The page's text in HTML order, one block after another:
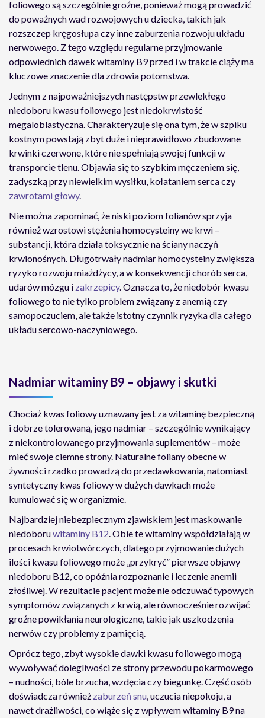
foliowego są szczególnie groźne, ponieważ mogą prowadzić
do poważnych wad rozwojowych u dziecka, takich jak
rozszczep kręgosłupa czy inne zaburzenia rozwoju układu
nerwowego. Z tego względu regularne przyjmowanie
odpowiednich dawek witaminy B9 przed i w trakcie ciąży ma
kluczowe znaczenie dla zdrowia potomstwa.
Jednym z najpoważniejszych następstw przewlekłego
niedoboru kwasu foliowego jest niedokrwistość
megaloblastyczna. Charakteryzuje się ona tym, że w szpiku
kostnym powstają zbyt duże i nieprawidłowo zbudowane
krwinki czerwone, które nie spełniają swojej funkcji w
transporcie tlenu. Objawia się to szybkim męczeniem się,
zadyszką przy niewielkim wysiłku, kołataniem serca czy
zawrotami głowy.
Nie można zapominać, że niski poziom folianów sprzyja
również wzrostowi stężenia homocysteiny we krwi –
substancji, która działa toksycznie na ściany naczyń
krwionośnych. Długotrwały nadmiar homocysteiny zwiększa
ryzyko rozwoju miażdżycy, a w konsekwencji chorób serca,
udarów mózgu i zakrzepicy. Oznacza to, że niedobór kwasu
foliowego to nie tylko problem związany z anemią czy
samopoczuciem, ale także istotny czynnik ryzyka dla całego
układu sercowo-naczyniowego.
Nadmiar witaminy B9 – objawy i skutki
Chociaż kwas foliowy uznawany jest za witaminę bezpieczną
i dobrze tolerowaną, jego nadmiar – szczególnie wynikający
z niekontrolowanego przyjmowania suplementów – może
mieć swoje ciemne strony. Naturalne foliany obecne w
żywności rzadko prowadzą do przedawkowania, natomiast
syntetyczny kwas foliowy w dużych dawkach może
kumulować się w organizmie.
Najbardziej niebezpiecznym zjawiskiem jest maskowanie
niedoboruwitaminy B12. Obie te witaminy współdziałają w
procesach krwiotwórczych, dlatego przyjmowanie dużych
ilości kwasu foliowego może „przykryć” pierwsze objawy
niedoboru B12, co opóźnia rozpoznanie i leczenie anemii
złośliwej. W rezultacie pacjent może nie odczuwać typowych
symptomów związanych z krwią, ale równocześnie rozwijać
groźne powikłania neurologiczne, takie jak uszkodzenia
nerwów czy problemy z pamięcią.
Oprócz tego, zbyt wysokie dawki kwasu foliowego mogą
wywoływać dolegliwości ze strony przewodu pokarmowego
– nudności, bóle brzucha, wzdęcia czy biegunkę. Część osób
doświadcza również zaburzeń snu, uczucia niepokoju, a
nawet drażliwości, co wiąże się z wpływem witaminy B9 na